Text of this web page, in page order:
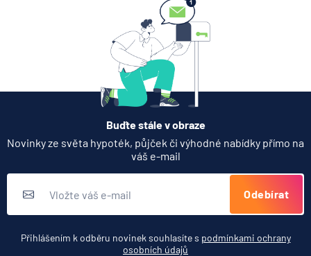
Partners Banka spouští
termínovaný vklad 4,33 %
p.a. na 6 měsíců
5.8.2026
Jak dnes vykládat výsledky
zátěžových testů ČNB
Zobrazit všechny články
Buďte stále v obraze
Novinky ze světa hypoték, půjček či výhodné nabídky přímo na
váš e-mail
Odebírat
Přihlášením k odběru novinek souhlasíte s podmínkami ochrany
osobních údajů